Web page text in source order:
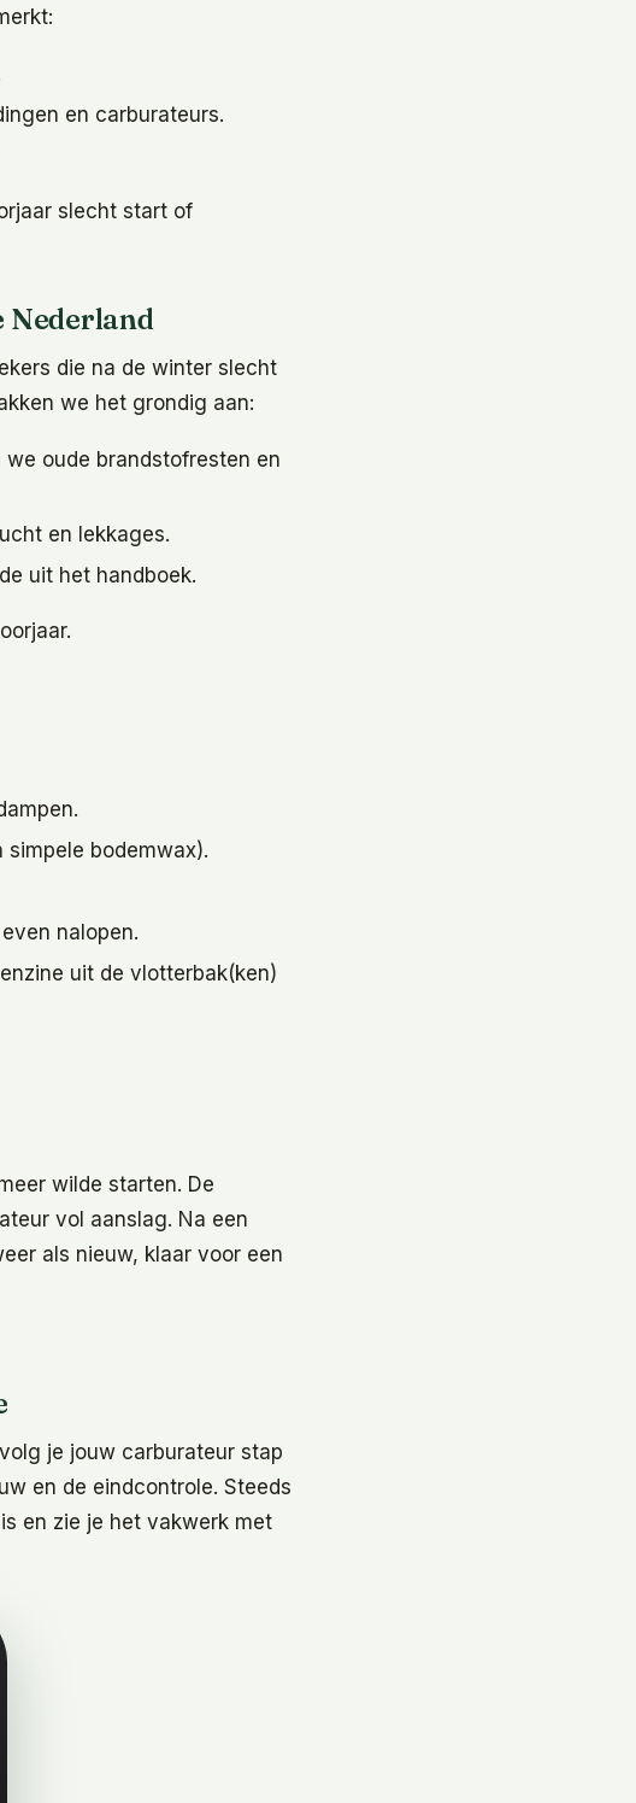
en carburateurs.
slecht start of
Nederland
die na de winter slecht
we het grondig aan:
oude brandstofresten en
en lekkages.
uit het handboek.
bodemwax).
nalopen.
uit de vlotterbak(ken)
wilde starten. De
vol aanslag. Na een
als nieuw, klaar voor een
volg je jouw carburateur stap
en de eindcontrole. Steeds
en zie je het vakwerk met